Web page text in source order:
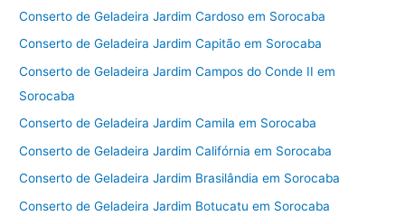
Conserto de Geladeira Jardim Cardoso em Sorocaba
Conserto de Geladeira Jardim Capitão em Sorocaba
Conserto de Geladeira Jardim Campos do Conde II em
Sorocaba
Conserto de Geladeira Jardim Camila em Sorocaba
Conserto de Geladeira Jardim Califórnia em Sorocaba
Conserto de Geladeira Jardim Brasilândia em Sorocaba
Conserto de Geladeira Jardim Botucatu em Sorocaba